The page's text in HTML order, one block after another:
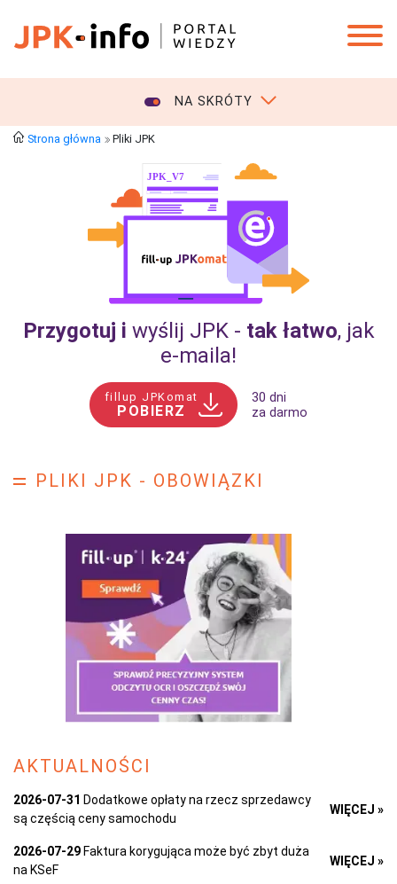
NA SKRÓTY
Strona główna Pliki JPK
Przygotuj i wyślij JPK - tak łatwo, jak
e‑maila!
fillup JPKomat
POBIERZ
30 dni
za darmo
PLIKI JPK - OBOWIĄZKI
AKTUALNOŚCI
2026-07-31 Dodatkowe opłaty na rzecz sprzedawcy
są częścią ceny samochodu
WIĘCEJ »
2026-07-29 Faktura korygująca może być zbyt duża
na KSeF
WIĘCEJ »